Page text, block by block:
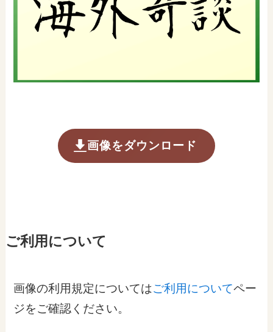
画像をダウンロード
ご利用について
画像の利用規定についてはご利用についてペー
ジをご確認ください。